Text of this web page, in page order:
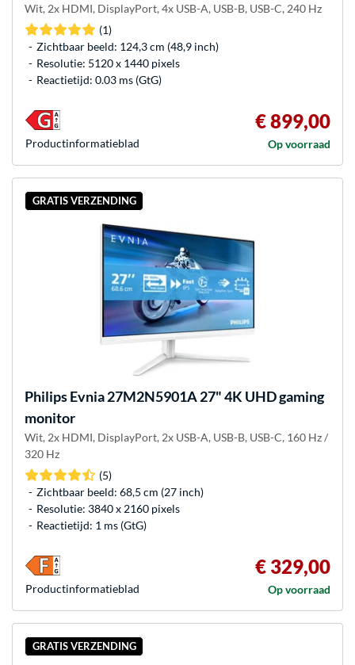
Wit, 2x HDMI, DisplayPort, 4x USB-A, USB-B, USB-C, 240 Hz
(1)
Zichtbaar beeld: 124,3 cm (48,9 inch)
Resolutie: 5120 x 1440 pixels
Reactietijd: 0.03 ms (GtG)
€ 899,00
Op voorraad
Product­informatieblad
GRATIS VERZENDING
PhilipsEvnia 27M2N5901A 27" 4K UHD gaming
monitor
Wit, 2x HDMI, DisplayPort, 2x USB-A, USB-B, USB-C, 160 Hz /
320 Hz
(5)
Zichtbaar beeld: 68,5 cm (27 inch)
Resolutie: 3840 x 2160 pixels
Reactietijd: 1 ms (GtG)
€ 329,00
Op voorraad
Product­informatieblad
GRATIS VERZENDING